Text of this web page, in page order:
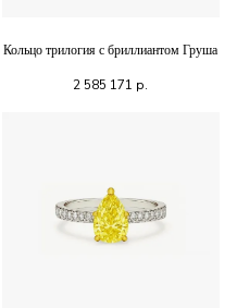
Кольцо трилогия с бриллиантом Груша
2 585 171 р.